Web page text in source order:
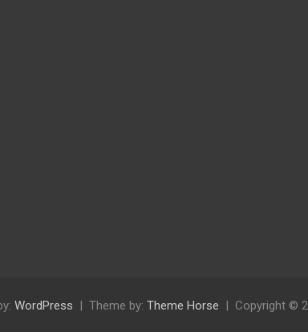
Copyright ©
Theme by: Theme Horse
WordPress